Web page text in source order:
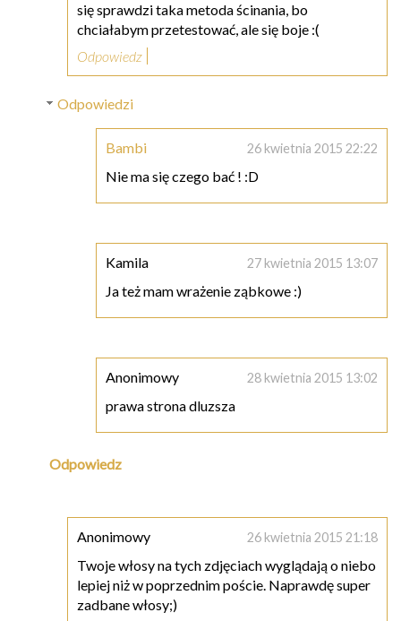
się sprawdzi taka metoda ścinania, bo
chciałabym przetestować, ale się boje :(
Odpowiedz
Odpowiedzi
Bambi 26 kwietnia 2015 22:22
Nie ma się czego bać ! :D
Kamila 27 kwietnia 2015 13:07
Ja też mam wrażenie ząbkowe :)
Anonimowy 28 kwietnia 2015 13:02
prawa strona dluzsza
Odpowiedz
Anonimowy 26 kwietnia 2015 21:18
Twoje włosy na tych zdjęciach wyglądają o niebo
lepiej niż w poprzednim poście. Naprawdę super
zadbane włosy;)